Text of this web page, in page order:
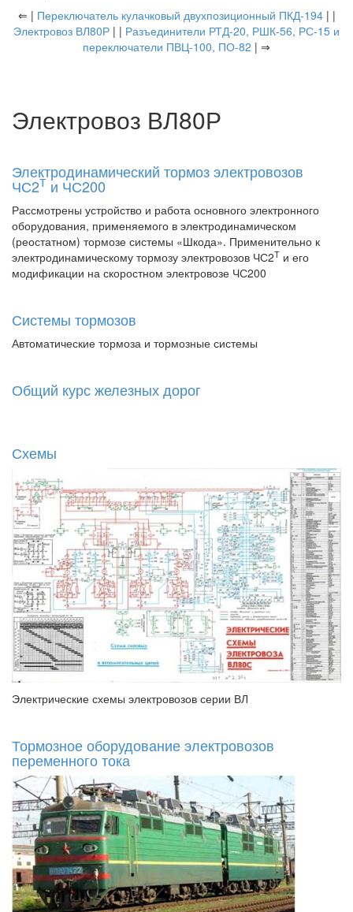
⇐ | Переключатель кулачковый двухпозиционный ПКД-194| |
Электровоз ВЛ80Р | | Разъединители РТД-20, РШК-56, РС-15 и
переключатели ПВЦ-100, ПО-82 | ⇒
Электровоз ВЛ80Р
Электродинамический тормоз электровозов
ЧС2Т и ЧС200
Рассмотрены устройство и работа основного электронного
оборудования, применяемого в электродинамическом
(реостатном) тормозе системы «Шкода». Применительно к
электродинамическому тормозу электровозов ЧС2Т и его
модификации на скоростном электровозе ЧС200
Системы тормозов
Автоматические тормоза и тормозные системы
Общий курс железных дорог
Схемы
Электрические схемы электровозов серии ВЛ
Тормозное оборудование электровозов
переменного тока